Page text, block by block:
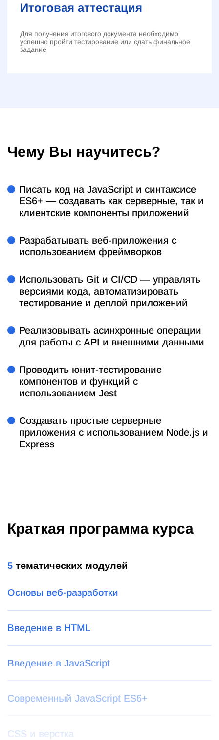
Итоговая аттестация
Для получения итогового документа необходимо
успешно пройти тестирование или сдать финальное
задание
Чему Вы научитесь?
Писать код на JavaScript и синтаксисе
ES6+ — создавать как серверные, так и
клиентские компоненты приложений
Разрабатывать веб-приложения с
использованием фреймворков
Использовать Git и CI/CD — управлять
версиями кода, автоматизировать
тестирование и деплой приложений
Реализовывать асинхронные операции
для работы с API и внешними данными
Проводить юнит-тестирование
компонентов и функций с
использованием Jest
Создавать простые серверные
приложения с использованием Node.js и
Express
Краткая программа курса
5 тематических модулей
Основы веб-разработки
Введение в HTML
Введение в JavaScript
Современный JavaScript ES6+
CSS и верстка